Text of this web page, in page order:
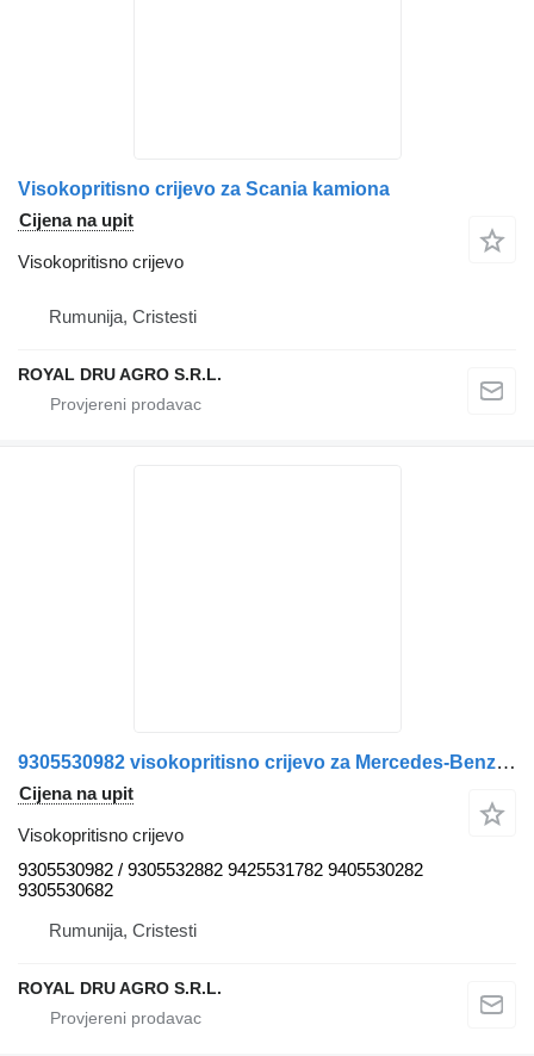
Visokopritisno crijevo za Scania kamiona
Cijena na upit
Visokopritisno crijevo
Rumunija, Cristesti
ROYAL DRU AGRO S.R.L.
9305530982 visokopritisno crijevo za Mercedes-Benz kamiona
Cijena na upit
Visokopritisno crijevo
9305530982 / 9305532882 9425531782 9405530282
9305530682
Rumunija, Cristesti
ROYAL DRU AGRO S.R.L.